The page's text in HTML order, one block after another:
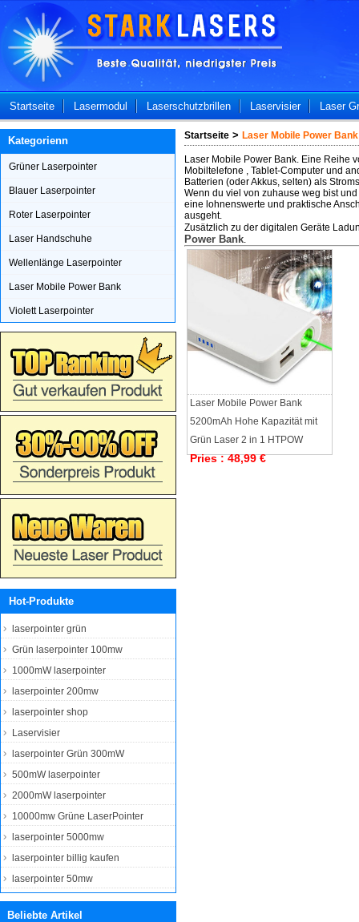
Startseite Lasermodul Laserschutzbrillen Laservisier Laser
Startseite > Laser Mobile Power Bank
Laser Mobile Power Bank. Eine Reihe
Mobiltelefone , Tablet-Computer und
Batterien (oder Akkus, selten) als
Wenn du viel von zuhause weg bist
eine lohnenswerte und praktische
ausgeht.
Zusätzlich zu der digitalen Geräte
Power Bank.
Laser Mobile Power Bank
5200mAh Hohe Kapazität mit
Grün Laser 2 in 1 HTPOW
Pries : 48,99 €
Kategorienn
Grüner Laserpointer
Blauer Laserpointer
Roter Laserpointer
Laser Handschuhe
Wellenlänge Laserpointer
Laser Mobile Power Bank
Violett Laserpointer
Hot-Produkte
laserpointer grün
Grün laserpointer 100mw
1000mW laserpointer
laserpointer 200mw
laserpointer shop
Laservisier
laserpointer Grün 300mW
500mW laserpointer
2000mW laserpointer
10000mw Grüne LaserPointer
laserpointer 5000mw
laserpointer billig kaufen
laserpointer 50mw
Beliebte Artikel